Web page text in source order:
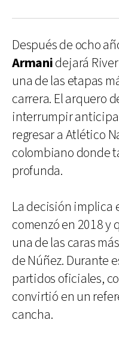
Después de ocho
Armanidejará
una de las etapas
carrera. El arquero
interrumpir
regresar a Atlético
colombiano donde
profunda.
La decisión implica
comenzó en 2018 y
una de las caras
de Núñez. Durante
partidos oficiales,
convirtió en un
cancha.